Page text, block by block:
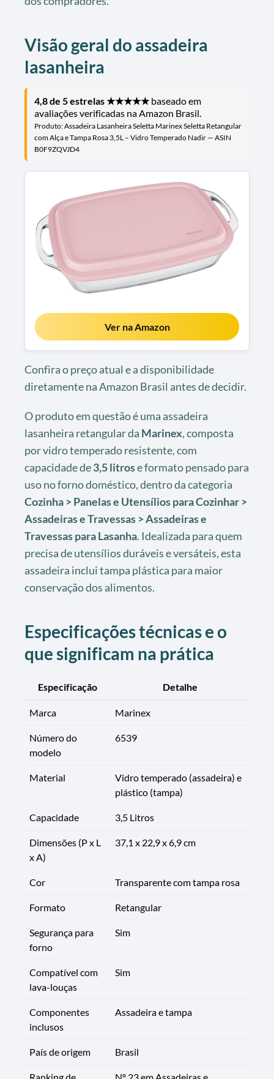
Visão geral do assadeira
lasanheira
4,8 de 5 estrelas ★★★★★baseado em
avaliações verificadas na Amazon Brasil.
Produto: Assadeira Lasanheira Seletta Marinex Seletta Retangular
com Alça e Tampa Rosa 3,5L – Vidro Temperado Nadir — ASIN
B0F9ZQVJD4
Ver na Amazon
Confira o preço atual e a disponibilidade
diretamente na Amazon Brasil antes de decidir.
O produto em questão é uma assadeira
lasanheira retangular da Marinex, composta
por vidro temperado resistente, com
capacidade de3,5 litrose formato pensado para
uso no forno doméstico, dentro da categoria
Cozinha > Panelas e Utensílios para Cozinhar >
Assadeiras e Travessas > Assadeiras e
Travessas para Lasanha. Idealizada para quem
precisa de utensílios duráveis e versáteis, esta
assadeira inclui tampa plástica para maior
conservação dos alimentos.
Especificações técnicas e o
que significam na prática
Especificação Detalhe
Marca Marinex
Número do
modelo
6539
Material
Vidro temperado (assadeira) e
plástico (tampa)
Capacidade 3,5 Litros
Dimensões (P x L
x A)
37,1 x 22,9 x 6,9 cm
Cor Transparente com tampa rosa
Formato Retangular
Segurança para
forno
Sim
Compatível com
lava-louças
Sim
Componentes
inclusos
Assadeira e tampa
País de origem Brasil